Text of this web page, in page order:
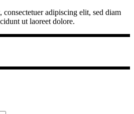
adipiscing elit, sed diam
ut laoreet dolore.